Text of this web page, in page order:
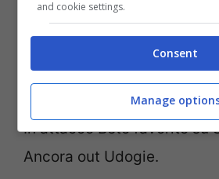
deve rinunciare ancora una
Kvaratskhelia. Pronto
Osimhen in vantaggio su
Simeone. Consueta
In attacco Beto favorito su
Ancora out Udogie.
and cookie settings.
Consent
Manage